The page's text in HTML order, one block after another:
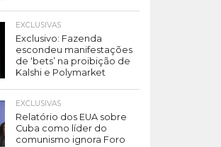
EXCLUSIVAS
Exclusivo: Fazenda
escondeu manifestações
de ‘bets’ na proibição de
Kalshi e Polymarket
EXCLUSIVAS
Relatório dos EUA sobre
Cuba como líder do
comunismo ignora Foro